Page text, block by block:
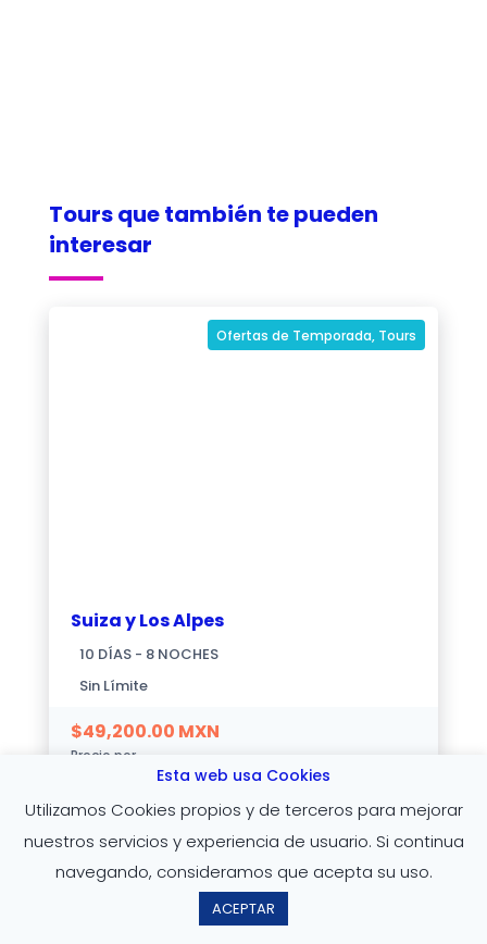
Tours que también te pueden
interesar
Ofertas de Temporada, Tours
Suiza y Los Alpes
10 DÍAS - 8 NOCHES
Sin Límite
Precio por
$49,200.00 MXN
Europa,Ofertas de Temporada




Esta web usa Cookies
Utilizamos Cookies propios y de terceros para mejorar
nuestros servicios y experiencia de usuario. Si continua
navegando, consideramos que acepta su uso.
ACEPTAR